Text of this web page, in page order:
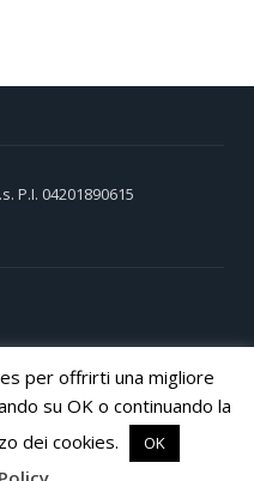
P.I. 04201890615
per offrirti una migliore
su OK o continuando la
dei cookies.
OK